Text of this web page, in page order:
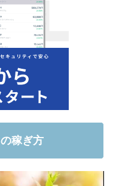
稼ぎ方